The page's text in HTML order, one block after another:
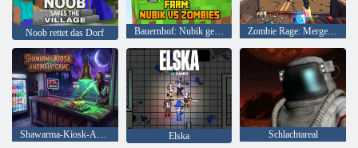
Noob rettet das Dorf Bauernhof: Nubik gegen Zombies Zombie Rage: Merge 3D
Shawarma-Kiosk-Anomalie-Spiel Elska Schlachtareal